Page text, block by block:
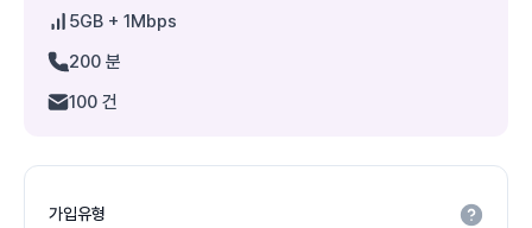
5GB + 1Mbps
200 분
100 건
가입유형